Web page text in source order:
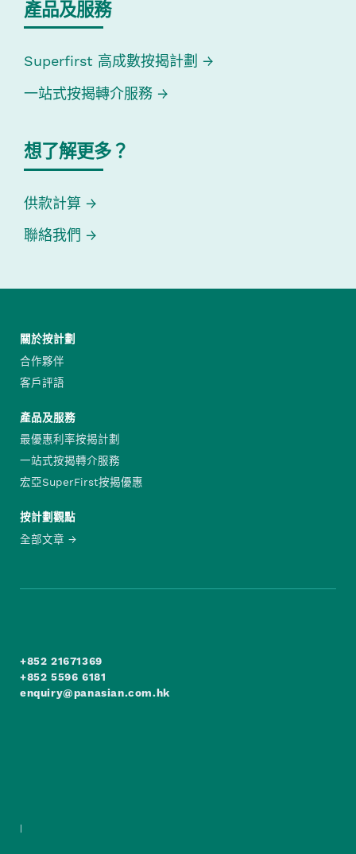
產品及服務
Superfirst 高成數按揭計劃
一站式按揭轉介服務
想了解更多？
供款計算
聯絡我們
關於按計劃
合作夥伴
客戶評語
產品及服務
最優惠利率按揭計劃
一站式按揭轉介服務
宏亞SuperFirst按揭優惠
按計劃觀點
全部文章
+852 21671369
+852 5596 6181
enquiry@panasian.com.hk